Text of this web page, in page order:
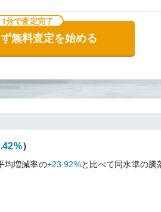
1分で査定完了
無料査定を始める
）
均増減率の+23.92%と比べて同水準の騰